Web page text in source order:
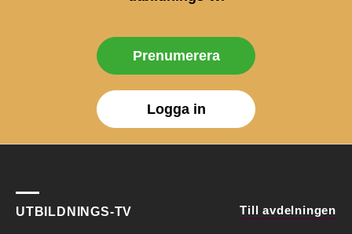
Prenumerera
Logga in
UTBILDNINGS-TV Till avdelningen